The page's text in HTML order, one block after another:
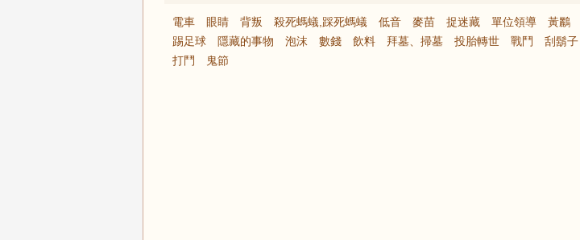
電車 眼睛 背叛 殺死螞蟻,踩死螞蟻 低音 麥苗 捉迷藏 單位領導 黃鸝
踢足球
隱藏的事物 泡沫 數錢 飲料 拜墓、掃墓 投胎轉世 戰鬥 刮鬍子
打鬥
鬼節